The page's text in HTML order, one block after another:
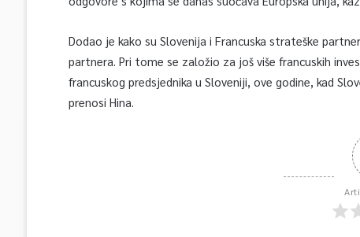
Dodao je kako su Slovenija i Francuska strateške
partnera. Pri tome se založio za još više francuskih
francuskog predsjednika u Sloveniji, ove godine, kad
prenosi Hina.